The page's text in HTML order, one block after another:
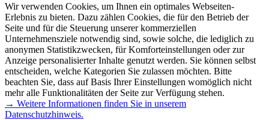
Wir verwenden Cookies, um Ihnen ein optimales Webseiten-
Erlebnis zu bieten. Dazu zählen Cookies, die für den Betrieb der
Seite und für die Steuerung unserer kommerziellen
Unternehmensziele notwendig sind, sowie solche, die lediglich zu
anonymen Statistikzwecken, für Komforteinstellungen oder zur
Anzeige personalisierter Inhalte genutzt werden. Sie können selbst
entscheiden, welche Kategorien Sie zulassen möchten. Bitte
beachten Sie, dass auf Basis Ihrer Einstellungen womöglich nicht
mehr alle Funktionalitäten der Seite zur Verfügung stehen.
→ Weitere Informationen finden Sie in unserem
Datenschutzhinweis.